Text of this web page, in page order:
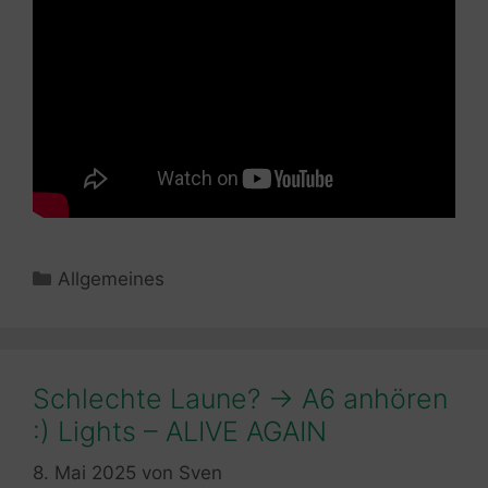
Kategorien
Allgemeines
Schlechte Laune? -> A6 anhören
:) Lights – ALIVE AGAIN
8. Mai 2025 von Sven